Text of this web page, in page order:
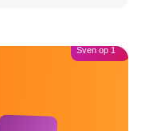
Sven op 1